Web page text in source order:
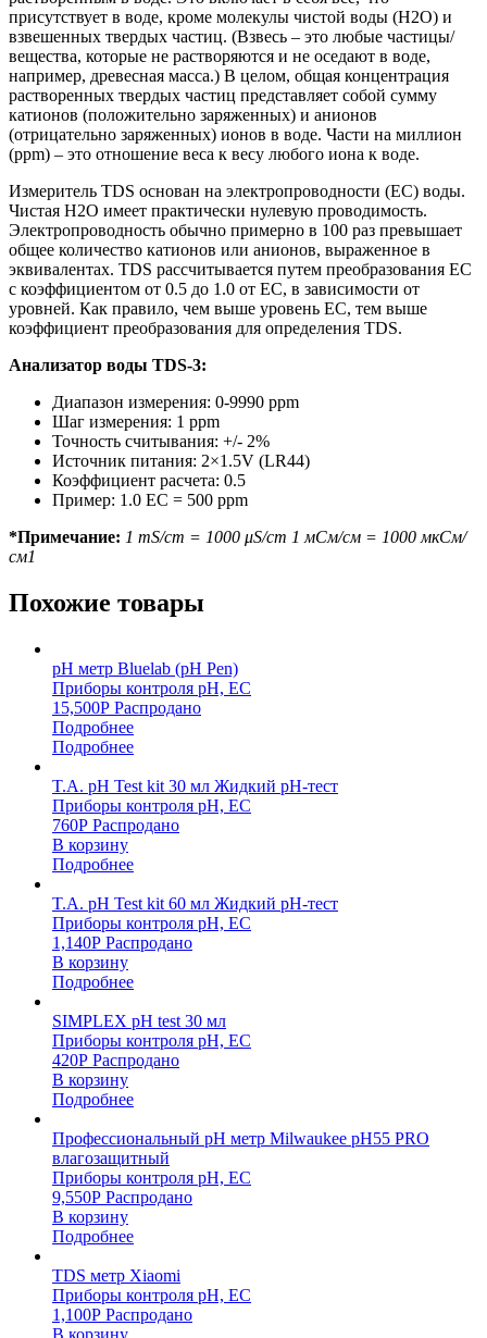
присутствует в воде, кроме молекулы чистой воды (H2O) и
взвешенных твердых частиц. (Взвесь – это любые частицы/
вещества, которые не растворяются и не оседают в воде,
например, древесная масса.) В целом, общая концентрация
растворенных твердых частиц представляет собой сумму
катионов (положительно заряженных) и анионов
(отрицательно заряженных) ионов в воде. Части на миллион
(ppm) – это отношение веса к весу любого иона к воде.
Измеритель TDS основан на электропроводности (EC) воды.
Чистая H2O имеет практически нулевую проводимость.
Электропроводность обычно примерно в 100 раз превышает
общее количество катионов или анионов, выраженное в
эквивалентах. TDS рассчитывается путем преобразования ЕС
с коэффициентом от 0.5 до 1.0 от ЕС, в зависимости от
уровней. Как правило, чем выше уровень EC, тем выше
коэффициент преобразования для определения TDS.
Анализатор воды TDS-3:
Диапазон измерения: 0-9990 ppm
Шаг измерения: 1 ppm
Точность считывания: +/- 2%
Источник питания: 2×1.5V (LR44)
Коэффициент расчета: 0.5
Пример: 1.0 EC = 500 ppm
*Примечание: 1 mS/cm = 1000 μS/cm 1 мСм/см = 1000 мкСм/
см1
Похожие товары
pH метр Bluelab (pH Pen)
Приборы контроля pH, EC
15,500Р Распродано
Подробнее
Подробнее
T.A. pH Test kit 30 мл Жидкий pH-тест
Приборы контроля pH, EC
760Р Распродано
В корзину
Подробнее
T.A. pH Test kit 60 мл Жидкий pH-тест
Приборы контроля pH, EC
1,140Р Распродано
В корзину
Подробнее
SIMPLEX pH test 30 мл
Приборы контроля pH, EC
420Р Распродано
В корзину
Подробнее
Профессиональный pH метр Milwaukee pH55 PRO
влагозащитный
Приборы контроля pH, EC
9,550Р Распродано
В корзину
Подробнее
TDS метр Xiaomi
Приборы контроля pH, EC
1,100Р Распродано